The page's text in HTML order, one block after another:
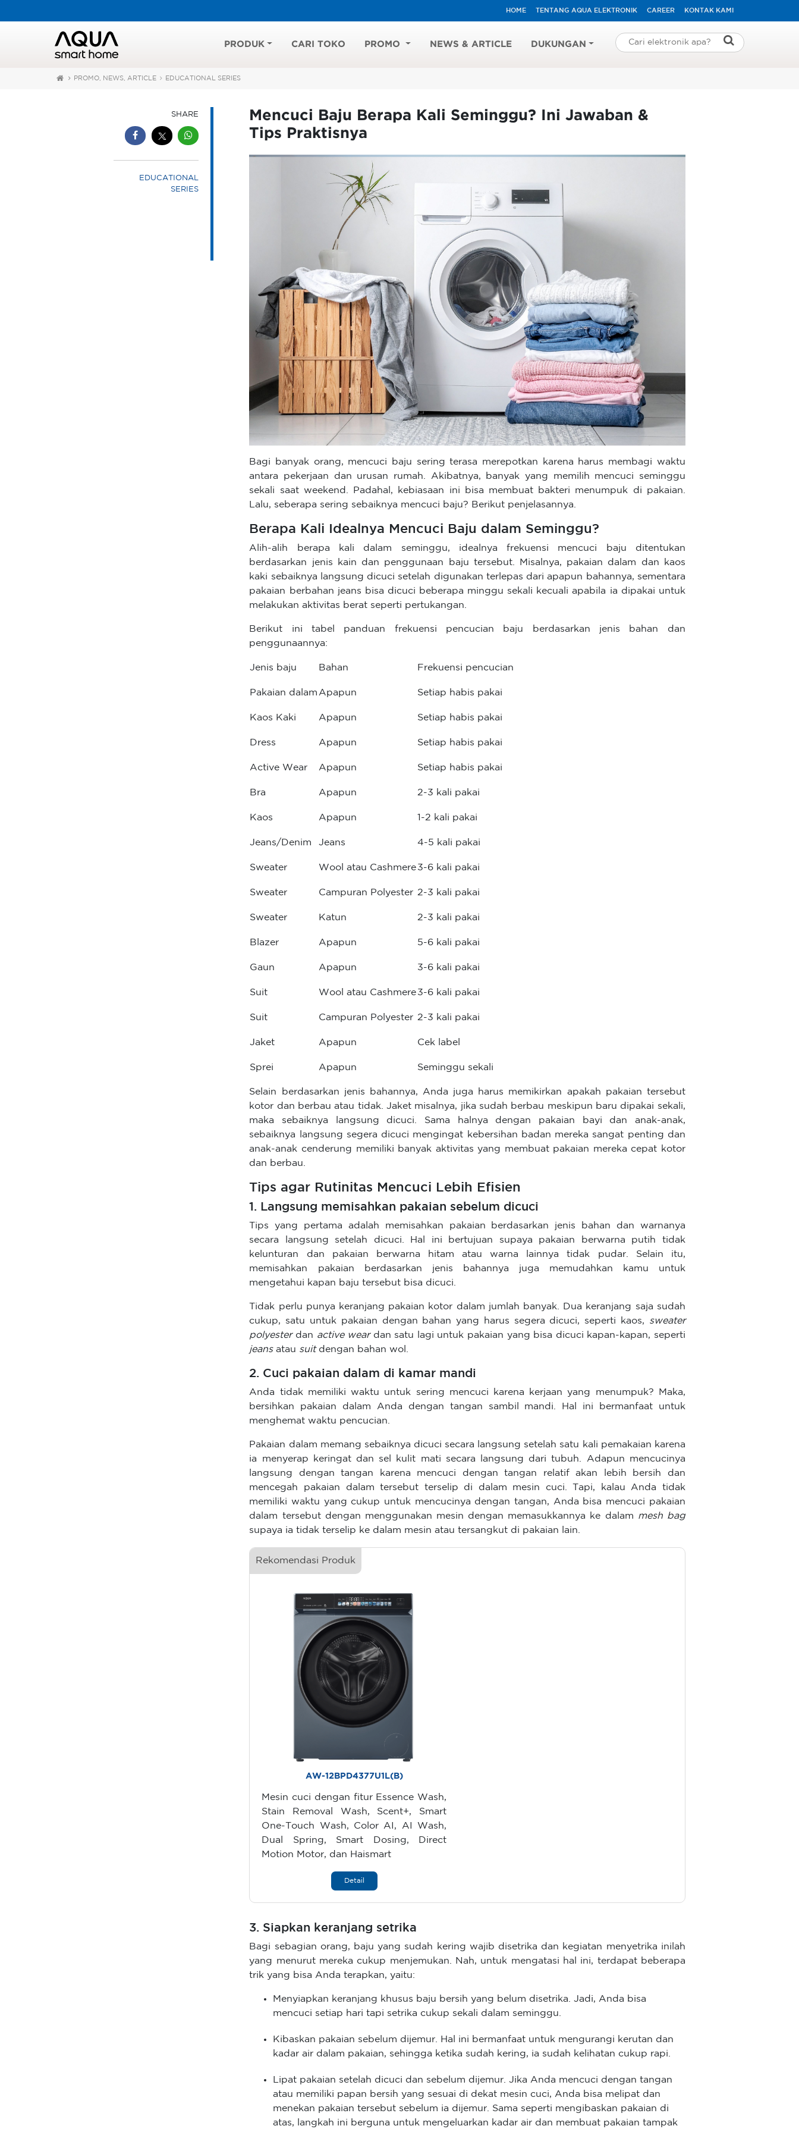
HOME TENTANG AQUA ELEKTRONIK CAREER KONTAK KAMI
PRODUK CARI TOKO PROMO NEWS & ARTICLE DUKUNGAN
PROMO, NEWS, ARTICLE EDUCATIONAL SERIES
SHARE
EDUCATIONAL
SERIES
Mencuci Baju Berapa Kali Seminggu? Ini Jawaban &
Tips Praktisnya
Bagi banyak orang, mencuci baju sering terasa merepotkan karena harus membagi waktu
antara pekerjaan dan urusan rumah. Akibatnya, banyak yang memilih mencuci seminggu
sekali saat weekend. Padahal, kebiasaan ini bisa membuat bakteri menumpuk di pakaian.
Lalu, seberapa sering sebaiknya mencuci baju? Berikut penjelasannya.
Berapa Kali Idealnya Mencuci Baju dalam Seminggu?
Alih-alih berapa kali dalam seminggu, idealnya frekuensi mencuci baju ditentukan
berdasarkan jenis kain dan penggunaan baju tersebut. Misalnya, pakaian dalam dan kaos
kaki sebaiknya langsung dicuci setelah digunakan terlepas dari apapun bahannya, sementara
pakaian berbahan jeans bisa dicuci beberapa minggu sekali kecuali apabila ia dipakai untuk
melakukan aktivitas berat seperti pertukangan.
Berikut ini tabel panduan frekuensi pencucian baju berdasarkan jenis bahan dan
penggunaannya:
Jenis baju Bahan Frekuensi pencucian
Pakaian dalam Apapun Setiap habis pakai
Kaos Kaki Apapun Setiap habis pakai
Dress Apapun Setiap habis pakai
Active Wear Apapun Setiap habis pakai
Bra Apapun 2-3 kali pakai
Kaos Apapun 1-2 kali pakai
Jeans/Denim Jeans 4-5 kali pakai
Sweater Wool atau Cashmere 3-6 kali pakai
Sweater Campuran Polyester 2-3 kali pakai
Sweater Katun 2-3 kali pakai
Blazer Apapun 5-6 kali pakai
Gaun Apapun 3-6 kali pakai
Suit Wool atau Cashmere 3-6 kali pakai
Suit Campuran Polyester 2-3 kali pakai
Jaket Apapun Cek label
Sprei Apapun Seminggu sekali
Selain berdasarkan jenis bahannya, Anda juga harus memikirkan apakah pakaian tersebut
kotor dan berbau atau tidak. Jaket misalnya, jika sudah berbau meskipun baru dipakai sekali,
maka sebaiknya langsung dicuci. Sama halnya dengan pakaian bayi dan anak-anak,
sebaiknya langsung segera dicuci mengingat kebersihan badan mereka sangat penting dan
anak-anak cenderung memiliki banyak aktivitas yang membuat pakaian mereka cepat kotor
dan berbau.
Tips agar Rutinitas Mencuci Lebih Efisien
1. Langsung memisahkan pakaian sebelum dicuci
Tips yang pertama adalah memisahkan pakaian berdasarkan jenis bahan dan warnanya
secara langsung setelah dicuci. Hal ini bertujuan supaya pakaian berwarna putih tidak
kelunturan dan pakaian berwarna hitam atau warna lainnya tidak pudar. Selain itu,
memisahkan pakaian berdasarkan jenis bahannya juga memudahkan kamu untuk
mengetahui kapan baju tersebut bisa dicuci.
Tidak perlu punya keranjang pakaian kotor dalam jumlah banyak. Dua keranjang saja sudah
cukup, satu untuk pakaian dengan bahan yang harus segera dicuci, seperti kaos, sweater
polyesterdan active weardan satu lagi untuk pakaian yang bisa dicuci kapan-kapan, seperti
jeansatau suitdengan bahan wol.
2. Cuci pakaian dalam di kamar mandi
Anda tidak memiliki waktu untuk sering mencuci karena kerjaan yang menumpuk? Maka,
bersihkan pakaian dalam Anda dengan tangan sambil mandi. Hal ini bermanfaat untuk
menghemat waktu pencucian.
Pakaian dalam memang sebaiknya dicuci secara langsung setelah satu kali pemakaian karena
ia menyerap keringat dan sel kulit mati secara langsung dari tubuh. Adapun mencucinya
langsung dengan tangan karena mencuci dengan tangan relatif akan lebih bersih dan
mencegah pakaian dalam tersebut terselip di dalam mesin cuci. Tapi, kalau Anda tidak
memiliki waktu yang cukup untuk mencucinya dengan tangan, Anda bisa mencuci pakaian
dalam tersebut dengan menggunakan mesin dengan memasukkannya ke dalam mesh bag
supaya ia tidak terselip ke dalam mesin atau tersangkut di pakaian lain.
Rekomendasi Produk
AW-12BPD4377U1L(B)
Mesin cuci dengan fitur Essence Wash,
Stain Removal Wash, Scent+, Smart
One-Touch Wash, Color AI, AI Wash,
Dual Spring, Smart Dosing, Direct
Motion Motor, dan Haismart
Detail
3. Siapkan keranjang setrika
Bagi sebagian orang, baju yang sudah kering wajib disetrika dan kegiatan menyetrika inilah
yang menurut mereka cukup menjemukan. Nah, untuk mengatasi hal ini, terdapat beberapa
trik yang bisa Anda terapkan, yaitu:
Menyiapkan keranjang khusus baju bersih yang belum disetrika. Jadi, Anda bisa
mencuci setiap hari tapi setrika cukup sekali dalam seminggu.
Kibaskan pakaian sebelum dijemur. Hal ini bermanfaat untuk mengurangi kerutan dan
kadar air dalam pakaian, sehingga ketika sudah kering, ia sudah kelihatan cukup rapi.
Lipat pakaian setelah dicuci dan sebelum dijemur. Jika Anda mencuci dengan tangan
atau memiliki papan bersih yang sesuai di dekat mesin cuci, Anda bisa melipat dan
menekan pakaian tersebut sebelum ia dijemur. Sama seperti mengibaskan pakaian di
atas, langkah ini berguna untuk mengeluarkan kadar air dan membuat pakaian tampak